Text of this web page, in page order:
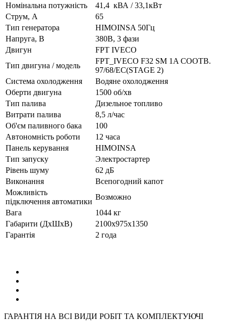
Номінальна потужність
41,4 кВА / 33,1кВт
Струм, А
65
Тип генератора
HIMOINSA 50Гц
Напруга, В
380В, 3 фази
Двигун
FPT IVECO
Тип двигуна / модель
FPT_IVECO F32 SM 1A СООТВ.
97/68/EC(STAGE 2)
Система охолодження
Водяне охолодження
Оберти двигуна
1500 об/хв
Тип палива
Дизельное топливо
Витрати палива
8,5 л/час
Об'єм паливного бака
100
Автономність роботи
12 часа
Панель керування
HIMOINSA
Тип запуску
Электростартер
Рівень шуму
62 дБ
Виконання
Всепогодний капот
Можливість
підключення автоматики
Возможно
Вага
1044 кг
Габарити (ДхШхВ)
2100x975x1350
Гарантія
2 года
ГАРАНТІЯ НА ВСІ ВИДИ РОБІТ ТА КОМПЛЕКТУЮЧІ